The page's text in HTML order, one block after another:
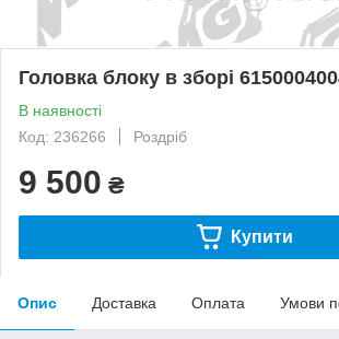
Головка блоку в зборі
В наявності
Код: 236266
Роздріб
9 500 ₴
Купити
Опис Доставка Оплата Умови